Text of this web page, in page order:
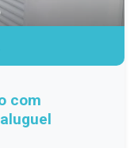
em contato
tudo o que
com